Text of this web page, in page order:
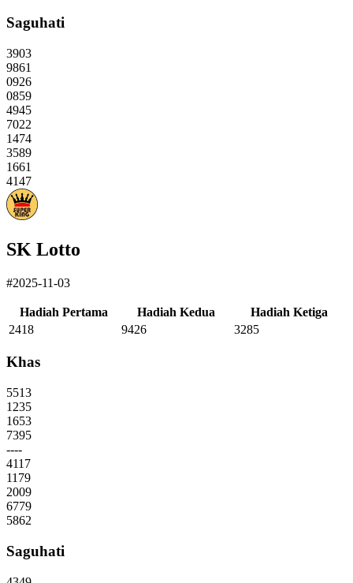
Saguhati
3903
9861
0926
0859
4945
7022
1474
3589
1661
4147
SK Lotto
#2025-11-03
Hadiah Pertama Hadiah Kedua
Hadiah Ketiga
2418
9426 3285
Khas
5513
1235
1653
7395
----
4117
1179
2009
6779
5862
Saguhati